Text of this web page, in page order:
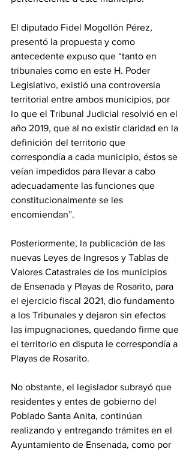
El diputado Fidel Mogollón Pérez,
presentó la propuesta y como
antecedente expuso que “tanto en
tribunales como en este H. Poder
Legislativo, existió una controversia
territorial entre ambos municipios, por
lo que el Tribunal Judicial resolvió en el
año 2019, que al no existir claridad en la
definición del territorio que
correspondía a cada municipio, éstos se
veían impedidos para llevar a cabo
adecuadamente las funciones que
constitucionalmente se les
encomiendan”.
Posteriormente, la publicación de las
nuevas Leyes de Ingresos y Tablas de
Valores Catastrales de los municipios
de Ensenada y Playas de Rosarito, para
el ejercicio fiscal 2021, dio fundamento
a los Tribunales y dejaron sin efectos
las impugnaciones, quedando firme que
el territorio en disputa le correspondía a
Playas de Rosarito.
No obstante, el legislador subrayó que
residentes y entes de gobierno del
Poblado Santa Anita, continúan
realizando y entregando trámites en el
Ayuntamiento de Ensenada, como por